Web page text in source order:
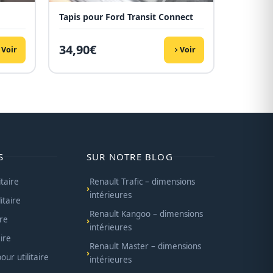
Voir
Tapis pour Ford Transit Connect
34,90€ Voir
utilitaire
SUR NOTRE BLOG
Renault Trafic – dimensions
intérieures
Renault Kangoo – dimensions
intérieures
Renault Master – dimensions
intérieures